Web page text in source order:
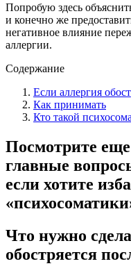
Попробую здесь
и конечно же
негативное влияние
аллергии.
Содержание
Если аллергия
Как принимать
Кто такой
Посмотрите
главные
если хотите
Что нужно
обостряется